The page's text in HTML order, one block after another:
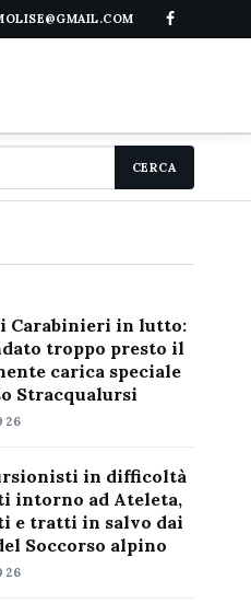
CERCA
Carabinieri in lutto:
troppo presto il
carica speciale
Stracqualursi
in difficoltà
intorno ad Ateleta,
e tratti in salvo dai
Soccorso alpino